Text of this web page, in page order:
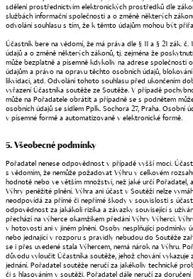
sdělení prostřednictvím elektronických prostředků dle
službách informační společnosti a o změně některých
odvolání souhlasu s tím, že k těmto údajům mohou být
Účastník bere na vědomí, že má práva dle § 11 a § 21 zák.
údajů a o změně některých zákonů, tj. zejména že
může bezplatně a písemně kdykoliv na adrese
údajům a právo na opravu těchto osobních údajů,
likvidaci, atd. Odvolání tohoto souhlasu před ukončením
vyřazení Účastníka soutěže ze Soutěže. V případě
může na Pořadatele obrátit a případně se s podnětem
osobních údajů se sídlem Pplk. Sochora 27, Praha. Osobní
v písemné formě a automatizovaně v elektronické formě.
5. Všeobecné podmínky
Pořadatel nenese odpovědnost v případě vyšší moci.
s vědomím, že nemůže požadovat Výhru v celkovém
hodnotě nebo ve větším množství, než jaké určí Pořadatel,
Výhry peněžité plnění. Výhra ani účast v Soutěži nelze
neodpovídá za přímé či nepřímé škody v souvislosti s
odpovědnost za jakákoli rizika a závazky související s
přechází na výherce okamžikem předání Výhry Výherci.
v hotovosti ani v jiném plnění. Osoby nesplňující podmínky
nebo jednající v rozporu s pravidly nebudou do Soutěže
se i přes uvedené stala Výhercem, nemá nárok na Výhru.
důvodu vyloučit Účastníka soutěže, jehož chování vykazuje
jednání. Pořadatel soutěže neručí za jakékoliv technické
či s hlasováním v soutěži. Pořadatel dále neručí za